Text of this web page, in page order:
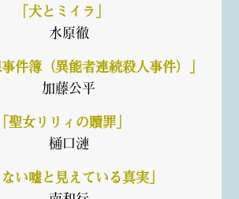
「犬とミイラ」
水原徹
事件簿（異能者連続殺人事件）」
加藤公平
「聖女リリィの贖罪」
樋口漣
ない嘘と見えている真実」